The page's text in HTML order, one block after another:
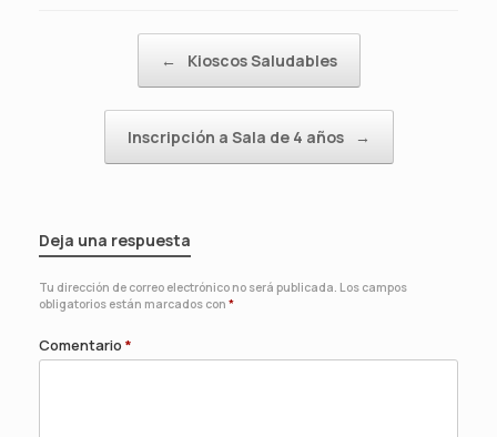
← Kioscos Saludables
Inscripción a Sala de 4 años →
Deja una respuesta
Tu dirección de correo electrónico no será publicada. Los campos
obligatorios están marcados con *
Comentario *